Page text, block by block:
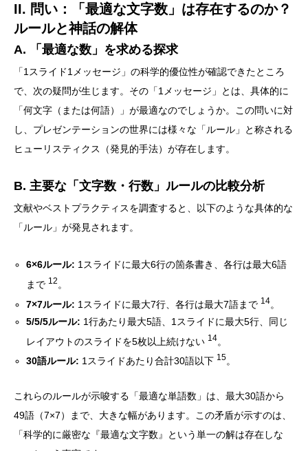
II. 問い：「最適な文字数」は存在するのか？
ルールと神話の解体
A. 「最適な数」を求める探求
「1スライド1メッセージ」の科学的優位性が確認できたところ
で、次の疑問が生じます。その「1メッセージ」とは、具体的に
「何文字（または何語）」が最適なのでしょうか。この問いに対
し、プレゼンテーションの世界には様々な「ルール」と称される
ヒューリスティクス（発見的手法）が存在します。
B. 主要な「文字数・行数」ルールの比較分析
文献やベストプラクティスを調査すると、以下のような具体的な
「ルール」が発見されます。
6×6ルール: 1スライドに最大6行の箇条書き、各行は最大6語
まで 12 。
7×7ルール: 1スライドに最大7行、各行は最大7語まで 14。
5/5/5ルール: 1行あたり最大5語、1スライドに最大5行、同じ
レイアウトのスライドを5枚以上続けない 14。
30語ルール: 1スライドあたり合計30語以下 15。
これらのルールが示唆する「最適な単語数」は、最大30語から
49語（7×7）まで、大きな幅があります。この矛盾が示すのは、
「科学的に厳密な『最適な文字数』という単一の解は存在しな